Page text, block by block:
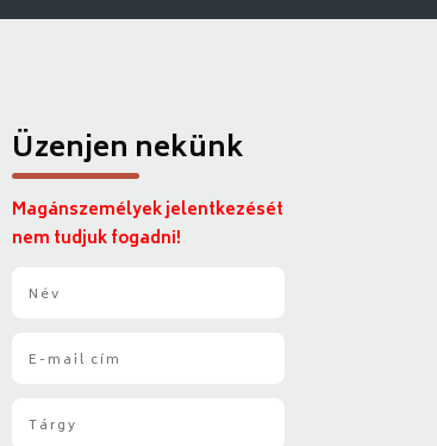
Üzenjen nekünk
Magánszemélyek jelentkezését
nem tudjuk fogadni!